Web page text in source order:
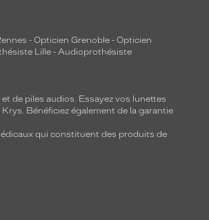
- Opticien Grenoble - Opticien
Lille - Audioprothésiste
et de piles audios. Essayez vos lunettes
Bénéficiez également de la garantie
qui constituent des produits de